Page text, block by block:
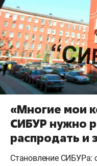
«Многие мои
СИБУР нужно
распродать и
Становление СИБУРа: